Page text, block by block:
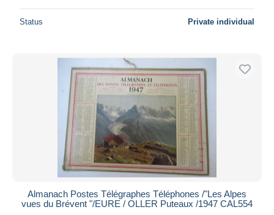
Status Private individual
Almanach Postes Télégraphes Téléphones /"Les Alpes
vues du Brévent "/EURE / OLLER Puteaux /1947 CAL554